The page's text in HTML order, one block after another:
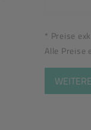
* Preise
Alle Preise